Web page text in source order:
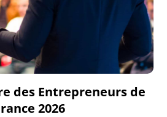
des Entrepreneurs de
2026